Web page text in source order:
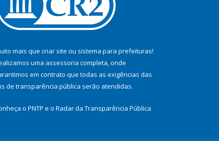
mais que criar site ou sistema para prefeituras!
uma assessoria completa, onde
em contrato que todas as exigências das
de transparência pública serão atendidas.
o PNTP e o Radar da Transparência Pública